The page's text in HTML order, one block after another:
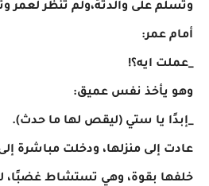
وتسلم على والدتهُ،ولم تنظر لعمر
أمام عمر:
_عملت ايه؟!
وهو يأخذ نفس عميق:
_إبدًا يا ستي (ليقص لها ما حدث).
عادت إلى منزلها، ودخلت مباشرة
خلفها بقوة، وهي تستشاط غضبًا،